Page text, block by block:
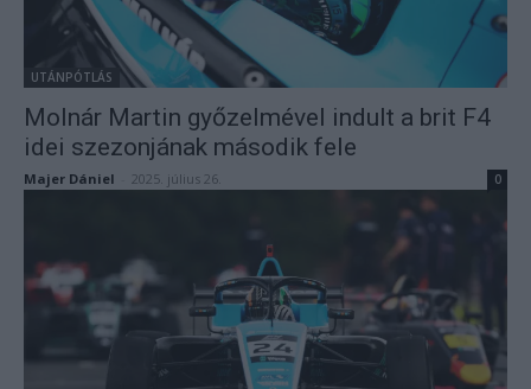
UTÁNPÓTLÁS
Molnár Martin győzelmével indult a brit F4
idei szezonjának második fele
Majer Dániel 2025. július 26. 0